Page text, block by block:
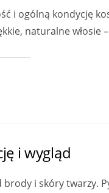
i ogólną kondycję
naturalne włosie
i wygląd
i skóry twarzy.